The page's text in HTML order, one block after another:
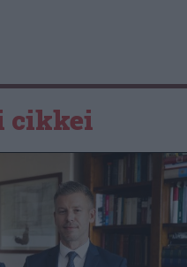
cikkei